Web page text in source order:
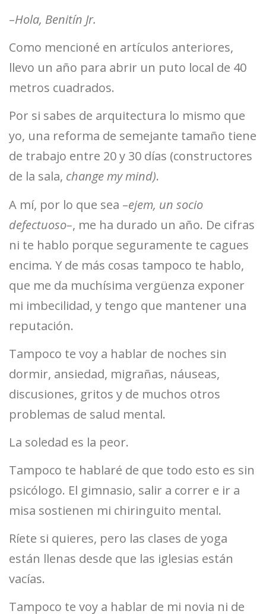
–Hola, Benitín Jr.
Como mencioné en artículos anteriores,
llevo un año para abrir un puto local de 40
metros cuadrados.
Por si sabes de arquitectura lo mismo que
yo, una reforma de semejante tamaño tiene
de trabajo entre 20 y 30 días (constructores
de la sala, change my mind).
A mí, por lo que sea –ejem, un socio
defectuoso–, me ha durado un año. De cifras
ni te hablo porque seguramente te cagues
encima. Y de más cosas tampoco te hablo,
que me da muchísima vergüenza exponer
mi imbecilidad, y tengo que mantener una
reputación.
Tampoco te voy a hablar de noches sin
dormir, ansiedad, migrañas, náuseas,
discusiones, gritos y de muchos otros
problemas de salud mental.
La soledad es la peor.
Tampoco te hablaré de que todo esto es sin
psicólogo. El gimnasio, salir a correr e ir a
misa sostienen mi chiringuito mental.
Ríete si quieres, pero las clases de yoga
están llenas desde que las iglesias están
vacías.
Tampoco te voy a hablar de mi novia ni de